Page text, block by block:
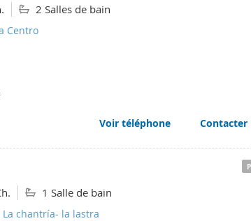
2 Salles de bain
Centro
Voir téléphone Contacter
1 Salle de bain
chantría- la lastra